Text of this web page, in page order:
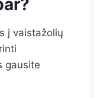
į vaistažolių
gausite